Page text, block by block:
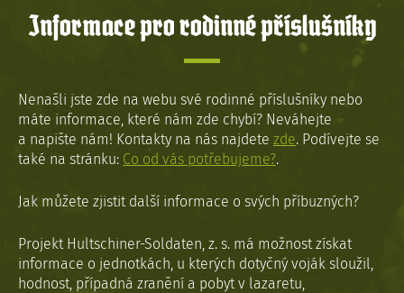
Informace pro rodinné příslušníky
Nenašli jste zde na webu své rodinné příslušníky nebo
máte informace, které nám zde chybí? Neváhejte
a napište nám! Kontakty na nás najdete zde. Podívejte se
také na stránku: Co od vás potřebujeme?.
Jak můžete zjistit další informace o svých příbuzných?
Projekt Hultschiner-Soldaten, z. s. má možnost získat
informace o jednotkách, u kterých dotyčný voják sloužil,
hodnost, případná zranění a pobyt v lazaretu,